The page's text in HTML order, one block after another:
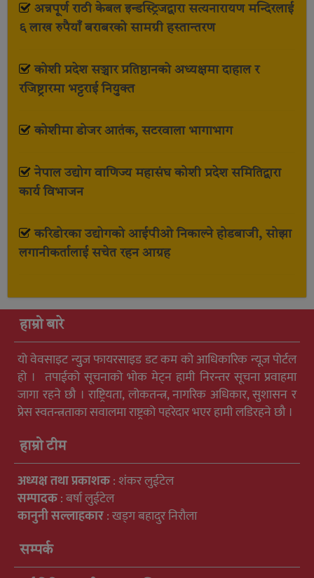
अन्नपूर्ण राठी केबल इन्डस्ट्रिजद्वारा सत्यनारायण मन्दिरलाई
६ लाख रुपैयाँ बराबरको सामग्री हस्तान्तरण
कोशी प्रदेश सञ्चार प्रतिष्ठानको अध्यक्षमा दाहाल र
रजिष्ट्रारमा भट्टराई नियुक्त
कोशीमा डोजर आतंक, सटरवाला भागाभाग
नेपाल उद्योग वाणिज्य महासंघ कोशी प्रदेश समितिद्वारा
कार्य विभाजन
करिडोरका उद्योगको आईपीओ निकाल्ने होडबाजी, सोझा
लगानीकर्तालाई सचेत रहन आग्रह
हाम्रो बारे
यो वेवसाइट न्युुज फायरसाइड डट कम को आधिकारिक न्यूज पोर्टल
हो । तपाईको सूचनाको भोक मेट्न हामी निरन्तर सूचना प्रवाहमा
जागा रहने छौ । राष्ट्रियता, लोकतन्त्र, नागरिक अधिकार, सुशासन र
प्रेस स्वतन्त्रताका सवालमा राष्ट्रको पहरेदार भएर हामी लडिरहने छौ ।
हाम्रो टीम
अध्यक्ष तथा प्रकाशक: शंकर लुईटेल
सम्पादक: बर्षा लुईटेल
कानुनी सल्लाहकार: खड्ग बहादुर निरौला
सम्पर्क